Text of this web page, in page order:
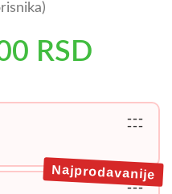
RSD
---
---
---
Najprodavanije